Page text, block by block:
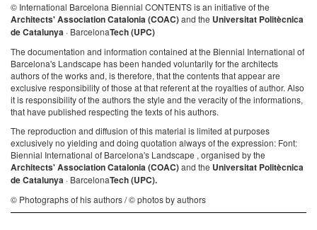
© International Barcelona Biennial CONTENTS is an initiative of the
Architects' Association Catalonia (COAC)and the Universitat Politècnica
de Catalunya · BarcelonaTech (UPC)
The documentation and information contained at the Biennial International of
Barcelona's Landscape has been handed voluntarily for the architects
authors of the works and, is therefore, that the contents that appear are
exclusive responsibility of those at that referent at the royalties of author. Also
it is responsibility of the authors the style and the veracity of the informations,
that have published respecting the texts of his authors.
The reproduction and diffusion of this material is limited at purposes
exclusively no yielding and doing quotation always of the expression: Font:
Biennial International of Barcelona's Landscape , organised by the
Architects' Association Catalonia (COAC)and the Universitat Politècnica
de Catalunya · BarcelonaTech (UPC).
© Photographs of his authors / © photos by authors